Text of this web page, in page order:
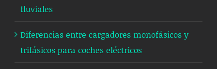
fluviales
Diferencias entre cargadores monofásicos y
trifásicos para coches eléctricos